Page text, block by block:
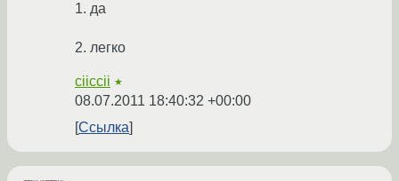
1. да
2. легко
ciiccii ★
08.07.2011 18:40:32 +00:00
Ссылка